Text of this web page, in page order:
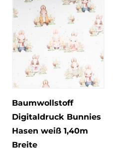
Baumwollstoff
Digitaldruck Bunnies
Hasen weiß 1,40m
Breite